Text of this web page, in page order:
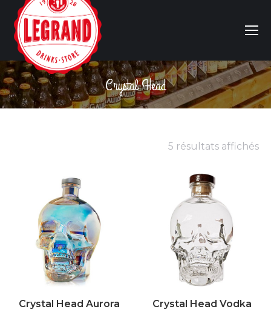
Crystal Head
Vous êtes ici :
5 résultats affichés
Crystal Head Aurora
Crystal Head Vodka